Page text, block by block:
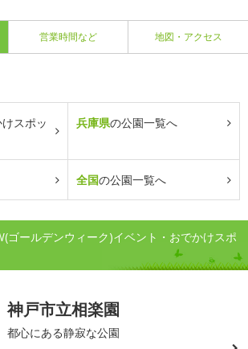
営業時間など 地図・アクセス
スポッ
兵庫県の公園一覧へ
全国の公園一覧へ
ゴールデンウィーク)イベント・おでかけスポ
神戸市立相楽園
都心にある静寂な公園